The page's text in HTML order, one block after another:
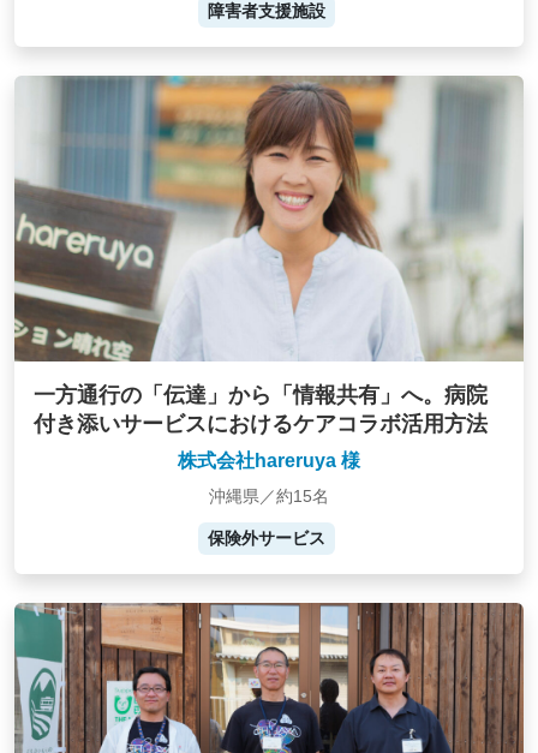
障害者支援施設
一方通行の「伝達」から「情報共有」へ。病院
付き添いサービスにおけるケアコラボ活用方法
株式会社hareruya 様
沖縄県／約15名
保険外サービス